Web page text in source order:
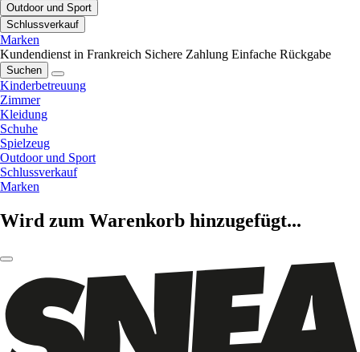
Outdoor und Sport
Schlussverkauf
Marken
Kundendienst in Frankreich Sichere Zahlung Einfache Rückgabe
Suchen
Kinderbetreuung
Zimmer
Kleidung
Schuhe
Spielzeug
Outdoor und Sport
Schlussverkauf
Marken
Wird zum Warenkorb hinzugefügt...